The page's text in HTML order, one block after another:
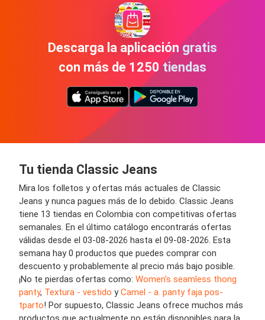
Descarga la aplicación gratis
con más de 1250 tiendas
Tu tienda Classic Jeans
Mira los folletos y ofertas más actuales de Classic
Jeans y nunca pagues más de lo debido. Classic Jeans
tiene 13 tiendas en Colombia con competitivas ofertas
semanales. En el último catálogo encontrarás ofertas
válidas desde el 03-08-2026 hasta el 09-08-2026. Esta
semana hay 0 productos que puedes comprar con
descuento y probablemente al precio más bajo posible.
¡No te pierdas ofertas como: Women's seamless thong
panty, Textura - vestido yCamel - a. panty faja pos-
tparto! Por supuesto, Classic Jeans ofrece muchos más